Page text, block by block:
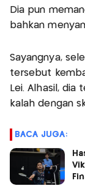
Dia pun
bahkan
Sayangnya,
tersebut
Lei. Alhasil, dia
kalah dengan
BACA JUGA: